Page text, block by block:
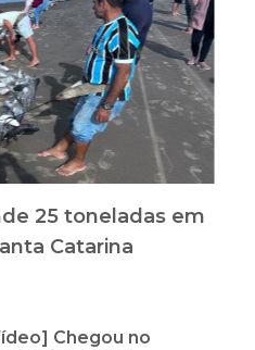
25 toneladas em
Catarina
Chegou no